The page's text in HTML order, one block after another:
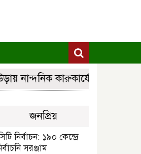
কারুকার্যের শিব মন্দির
জনপ্রিয়
নির্বাচন: ১৯০ কেন্দ্রে
সরঞ্জাম